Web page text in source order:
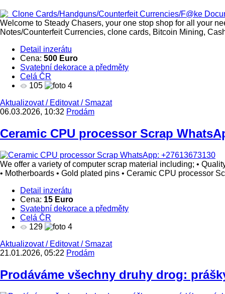
Welcome to Steady Chasers, your one stop shop for all your
Notes/Counterfeit Currencies, clone cards, Bitcoin Mining,
Detail inzerátu
Cena: 500 Euro
Svatební dekorace a předměty
Celá ČR
105
4
Aktualizovat/ Editovat/ Smazat
06.03.2026, 10:32 Prodám
Ceramic CPU processor Scrap
We offer a variety of computer scrap material including; •
• Motherboards • Gold plated pins • Ceramic CPU processor
Detail inzerátu
Cena: 15 Euro
Svatební dekorace a předměty
Celá ČR
129
4
Aktualizovat/ Editovat/ Smazat
21.01.2026, 05:22 Prodám
Prodáváme všechny druhy drog: